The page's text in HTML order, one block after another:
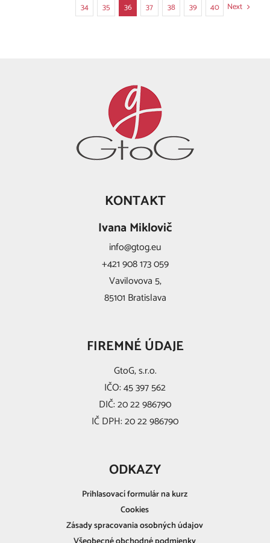
34
35 36 37 38 39 40 Next
KONTAKT
Ivana Miklovič
info@gtog.eu
+421 908 173 059
Vavilovova 5,
85101 Bratislava
FIREMNÉ ÚDAJE
GtoG, s.r.o.
IČO: 45 397 562
DIČ: 20 22 986790
IČ DPH: 20 22 986790
ODKAZY
Prihlasovací formulár na kurz
Cookies
Zásady spracovania osobných údajov